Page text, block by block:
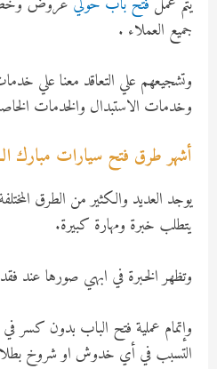
جميع العملاء .
وتشجيعهم علي التعاقد معنا علي
وخدمات الاستبدال والخدمات
أشهر طرق فتح سيارات مبارك
يوجد العديد والكثير من الطرق
يتطلب خبرة ومهارة كبيرة.
وتظهر الخبرة في ابهي صورها عند
وإتمام عملية فتح الباب بدون كسر
التسبب في أي خدوش او شروخ